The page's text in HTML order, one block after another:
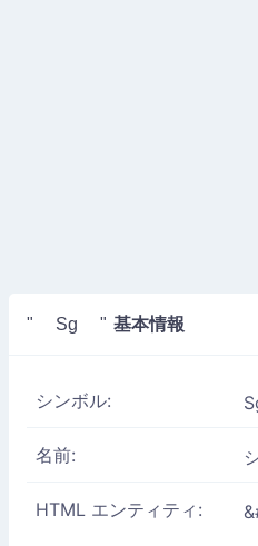
" Sg " 基本情報
シンボル:
名前:
HTML エンティティ: